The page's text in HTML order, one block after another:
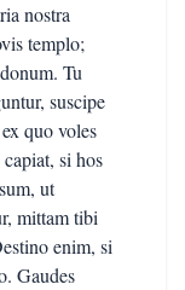
nostra
templo;
Tu
suscipe
quo voles
si hos
ut
mittam tibi
enim, si
Gaudes